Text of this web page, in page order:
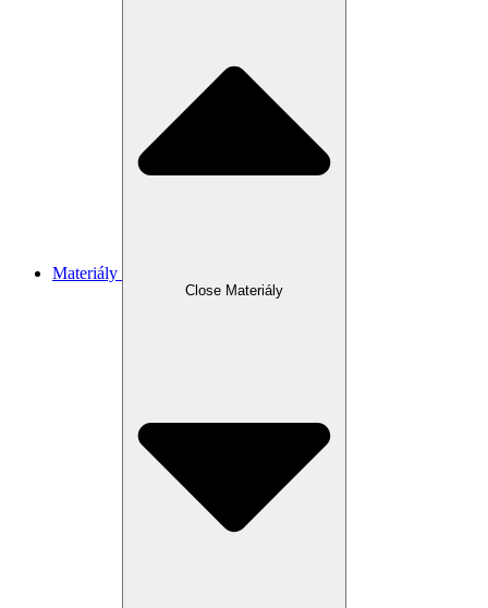
Materiály
Close Materiály